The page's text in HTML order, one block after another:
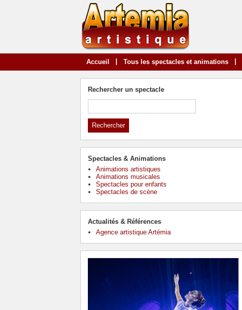
Accueil Tous les spectacles et animations
Rechercher un spectacle
Spectacles & Animations
Animations artistiques
Animations musicales
Spectacles pour enfants
Spectacles de scène
Actualités & Références
Agence artistique Artémia